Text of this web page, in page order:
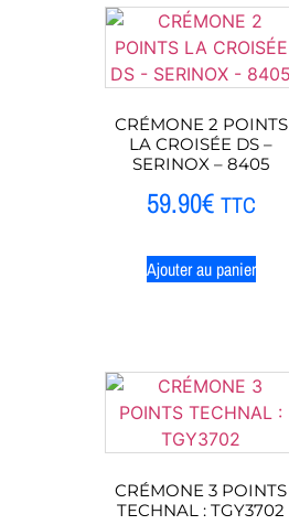
CRÉMONE 2 POINTS
LA CROISÉE DS –
SERINOX – 8405
59.90€ TTC
Ajouter au panier
CRÉMONE 3 POINTS
TECHNAL : TGY3702